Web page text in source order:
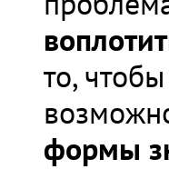
то,
формы